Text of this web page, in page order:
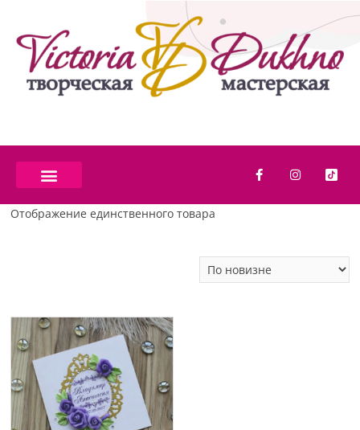
Отображение единственного товара